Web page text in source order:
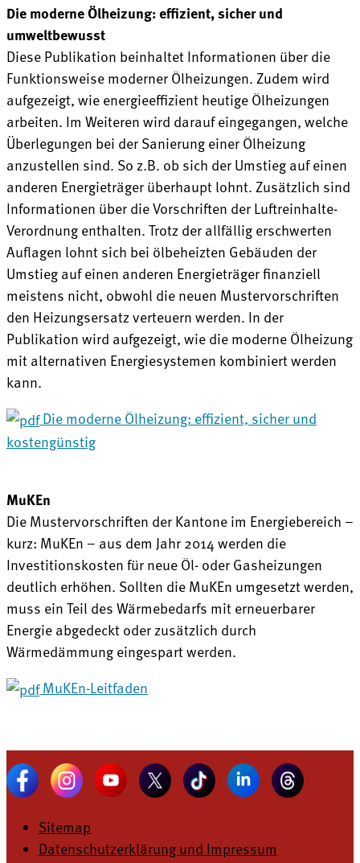
Die moderne Ölheizung: effizient, sicher und
umweltbewusst
Diese Publikation beinhaltet Informationen über die
Funktionsweise moderner Ölheizungen. Zudem wird
aufgezeigt, wie energieeffizient heutige Ölheizungen
arbeiten. Im Weiteren wird darauf eingegangen, welche
Überlegungen bei der Sanierung einer Ölheizung
anzustellen sind. So z.B. ob sich der Umstieg auf einen
anderen Energieträger überhaupt lohnt. Zusätzlich sind
Informationen über die Vorschriften der Luftreinhalte-
Verordnung enthalten. Trotz der allfällig erschwerten
Auflagen lohnt sich bei ölbeheizten Gebäuden der
Umstieg auf einen anderen Energieträger finanziell
meistens nicht, obwohl die neuen Mustervorschriften
den Heizungsersatz verteuern werden. In der
Publikationwird aufgezeigt, wie die moderne Ölheizung
mit alternativen Energiesystemen kombiniert werden
kann.
Die moderne Ölheizung: effizient, sicher und
kostengünstig
MuKEn
Die Mustervorschriften der Kantone im Energiebereich –
kurz: MuKEn – aus dem Jahr 2014 werden die
Investitionskosten für neue Öl- oder Gasheizungen
deutlich erhöhen. Sollten die MuKEn umgesetzt werden,
muss ein Teil des Wärmebedarfs mit erneuerbarer
Energie abgedeckt oder zusätzlich durch
Wärmedämmung eingespart werden.
MuKEn-Leitfaden
Sitemap
Datenschutzerklärung und Impressum